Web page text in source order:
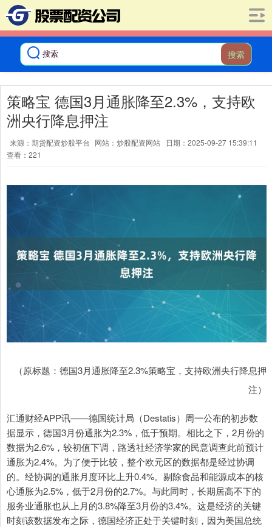
搜索
策略宝 德国3月通胀降至2.3%，支持欧
洲央行降息押注
来源：期货配资炒股平台 网站：炒股配资网站
日期：2025-09-27 15:39:11
查看：221
（原标题：德国3月通胀降至2.3%策略宝，支持欧洲央行降息押
注）
汇通财经APP讯——德国统计局（Destatis）周一公布的初步数
据显示，德国3月份通胀为2.3%，低于预期。相比之下，2月份的
数据为2.6%，较初值下调，路透社经济学家的民意调查此前预计
通胀为2.4%。为了便于比较，整个欧元区的数据都是经过协调
的。经协调的通胀月度环比上升0.4%。剔除食品和能源成本的核
心通胀为2.5%，低于2月份的2.7%。与此同时，长期居高不下的
服务业通胀也从上月的3.8%降至3月份的3.4%。这是经济的关键
时刻该数据发布之际，德国经济正处于关键时刻，因为美国总统